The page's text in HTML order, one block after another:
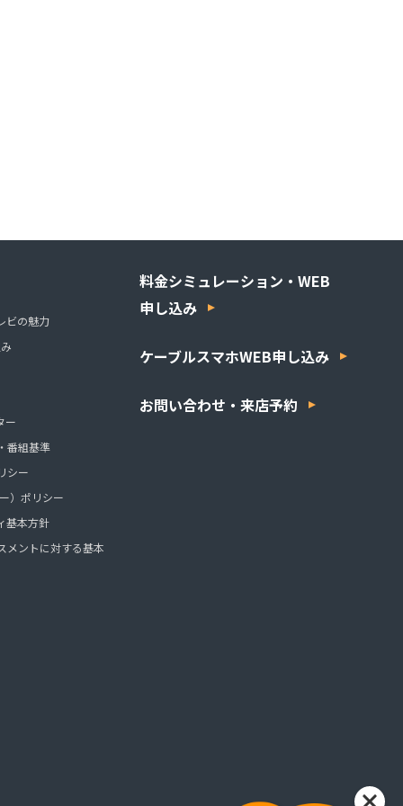
ビの魅力
ー
番組基準
シー
）ポリシー
基本方針
メントに対する基本
料金シミュレーション・WEB
申し込み
ケーブルスマホWEB申し込み
お問い合わせ・来店予約